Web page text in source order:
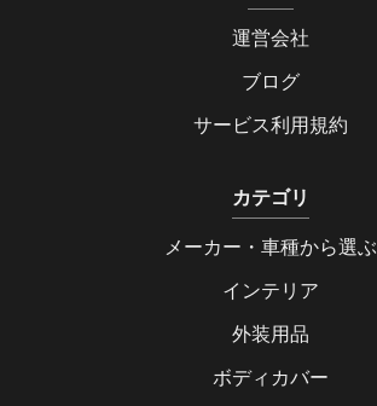
運営会社
ブログ
サービス利用規約
カテゴリ
メーカー・車種から選ぶ
インテリア
外装用品
ボディカバー